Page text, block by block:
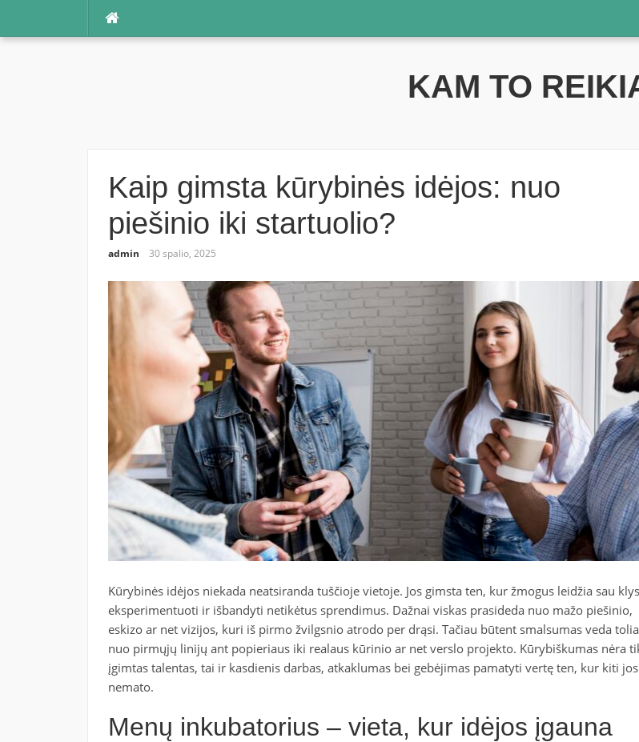
KAM TO
Kaip gimsta kūrybinės idėjos: nuo
piešinio iki startuolio?
admin 30 spalio, 2025
Kūrybinės idėjos niekada neatsiranda tuščioje vietoje. Jos gimsta ten, kur žmogus leidžia sau
eksperimentuoti ir išbandyti netikėtus sprendimus. Dažnai viskas prasideda nuo mažo piešinio,
eskizo ar net vizijos, kuri iš pirmo žvilgsnio atrodo per drąsi. Tačiau būtent smalsumas veda
nuo pirmųjų linijų ant popieriaus iki realaus kūrinio ar net verslo projekto. Kūrybiškumas nėra
įgimtas talentas, tai ir kasdienis darbas, atkaklumas bei gebėjimas pamatyti vertę ten, kur kiti
nemato.
Menų inkubatorius – vieta, kur idėjos įgauna